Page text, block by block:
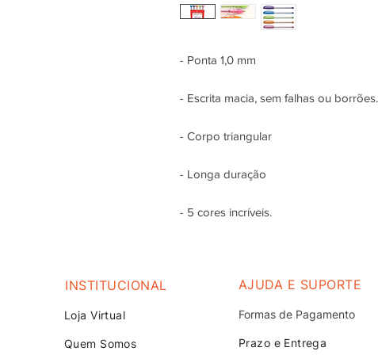
- Ponta 1,0 mm
- Escrita macia, sem falhas ou borrões.
- Corpo triangular
- Longa duração
- 5 cores incríveis.
INSTITUCIONAL
Loja Virtual
Quem Somos
AJUDA E SUPORTE
Formas de Pagamento
Prazo e Entrega